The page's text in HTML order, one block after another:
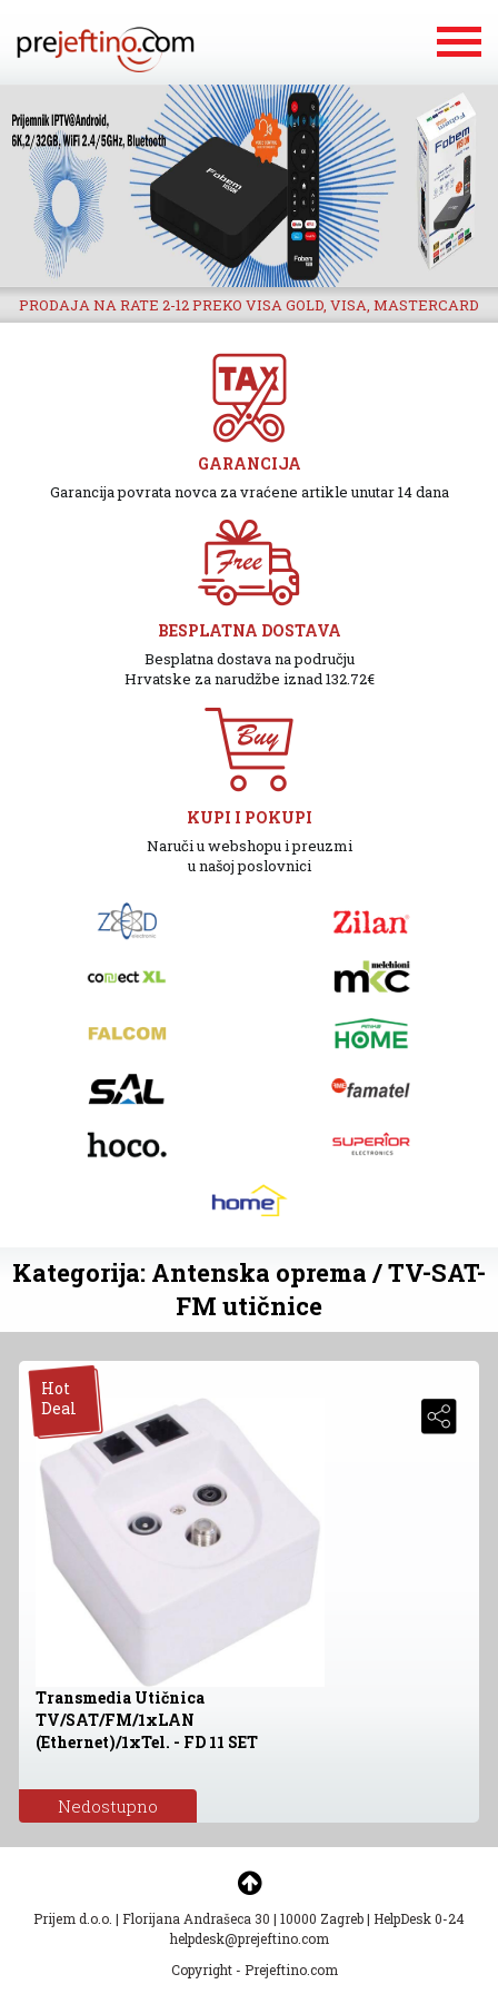
PRODAJA NA RATE 2-12 PREKO VISA GOLD, VISA, MASTERCARD
GARANCIJA
Garancija povrata novca za vraćene artikle unutar 14 dana
BESPLATNA DOSTAVA
Besplatna dostava na području
Hrvatske za narudžbe iznad 132.72€
KUPI I POKUPI
Naruči u webshopu i preuzmi
u našoj poslovnici
Kategorija: Antenska oprema / TV-SAT-
FM utičnice
Hot
Deal
Transmedia Utičnica
TV/SAT/FM/1xLAN
(Ethernet)/1xTel. - FD 11 SET
Nedostupno
Prijem d.o.o. | Florijana Andrašeca 30 | 10000 Zagreb| HelpDesk 0-24
helpdesk@prejeftino.com
Copyright - Prejeftino.com